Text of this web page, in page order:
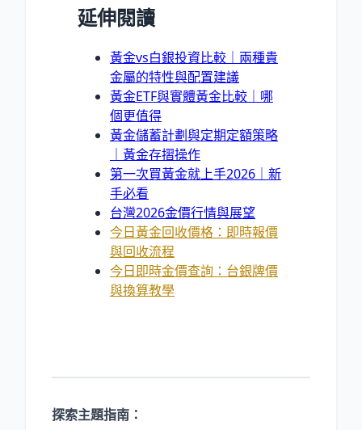
延伸閱讀
黃金vs白銀投資比較｜兩種貴
金屬的特性與配置建議
黃金ETF與實體黃金比較｜哪
個更值得
黃金儲蓄計劃與定期定額策略
｜黃金存摺操作
第一次買黃金就上手2026｜新
手必看
台灣2026金價行情與展望
今日黃金回收價格：即時報價
與回收流程
今日即時金價查詢：台銀牌價
與換算教學
探索主題指南：